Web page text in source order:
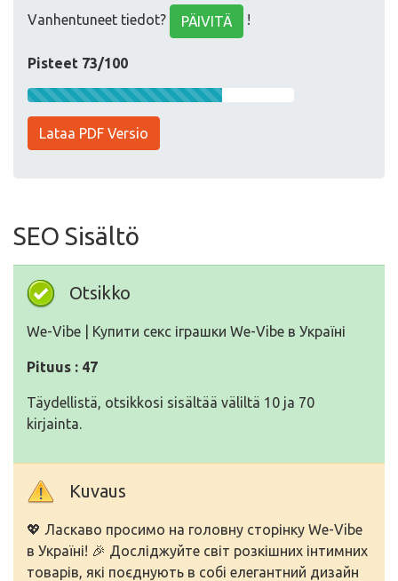
Vanhentuneet tiedot? PÄIVITÄ !
Pisteet 73/100
Lataa PDF Versio
SEO Sisältö
Otsikko
We-Vibe | Купити секс іграшки We-Vibe в Україні
Pituus : 47
Täydellistä, otsikkosi sisältää väliltä 10 ja 70
kirjainta.
Kuvaus
💖 Ласкаво просимо на головну сторінку We-Vibe
в Україні! 🎉 Досліджуйте світ розкішних інтимних
товарів, які поєднують в собі елегантний дизайн